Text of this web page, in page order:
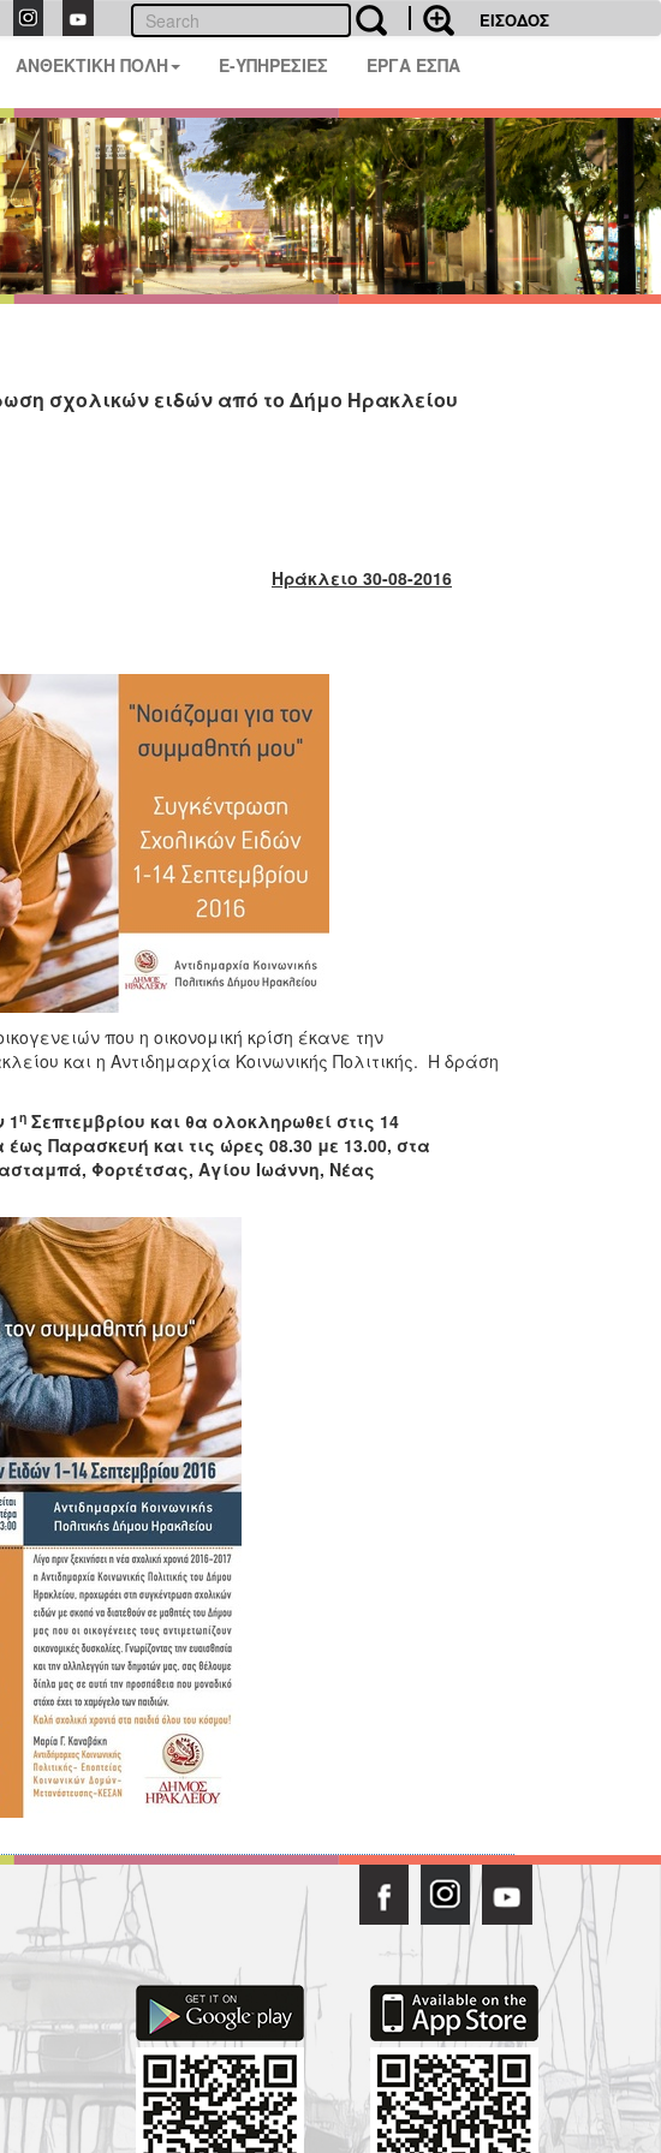
ΕΙΣΟΔΟΣ
ΑΝΘΕΚΤΙΚΗ ΠΟΛΗ E-ΥΠΗΡΕΣΙΕΣ ΕΡΓΑ ΕΣΠΑ
σχολικών ειδών από το Δήμο Ηρακλείου
Ηράκλειο 30-08-2016
που η οικονομική κρίση έκανε την
και η Αντιδημαρχία Κοινωνικής Πολιτικής. Η δράση
1ηΣεπτεμβρίου και θα ολοκληρωθεί στις 14
Παρασκευή και τις ώρες 08.30 με 13.00, στα
Φορτέτσας, Αγίου Ιωάννη, Νέας